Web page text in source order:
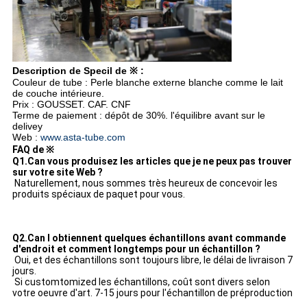
Description de Specil de ※ :
Couleur de tube : Perle blanche externe blanche comme le lait
de couche intérieure.
Prix : GOUSSET. CAF. CNF
Terme de paiement : dépôt de 30%. l'équilibre avant sur le
delivey
Web : www.asta-tube.com
FAQ de※
Q1.Can vous produisez les articles que je ne peux pas trouver
sur votre site Web ?
Naturellement, nous sommes très heureux de concevoir les
produits spéciaux de paquet pour vous.
Q2.Can I obtiennent quelques échantillons avant commande
d'endroit et comment longtemps pour un échantillon ?
Oui, et des échantillons sont toujours libre, le délai de livraison 7
jours.
Si customtomized les échantillons, coût sont divers selon
votre oeuvre d'art. 7-15 jours pour l'échantillon de préproduction